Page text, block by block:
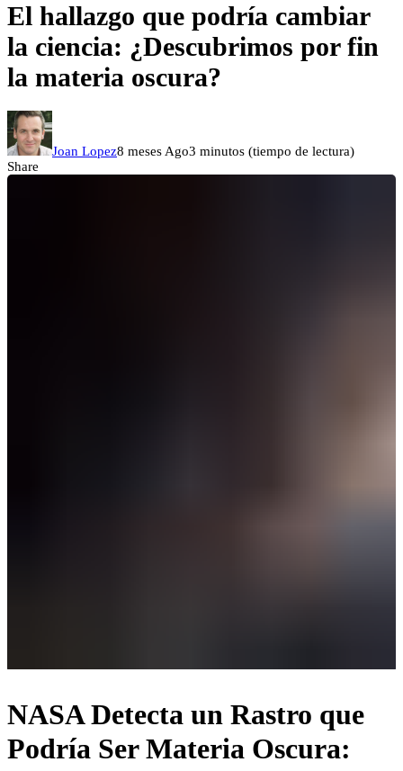
El hallazgo que podría cambiar
la ciencia: ¿Descubrimos por fin
la materia oscura?
Joan Lopez8 meses Ago3 minutos (tiempo de lectura)
Share
NASA Detecta un Rastro que
Podría Ser Materia Oscura: